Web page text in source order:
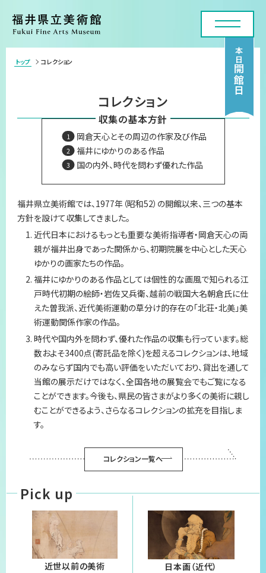
本日
開館日
展覧会
年間スケジュール
各種申請・実技講座
コレクション
美術館について
お問い合わせフォーム
プライバシーポリシー
サイトマップ
トップ コレクション
コレクション
収集の基本方針
岡倉天心とその周辺の作家及び作品
福井にゆかりのある作品
国の内外、時代を問わず優れた作品
福井県立美術館では、1977年（昭和52）の開館以来、三つの基本
方針を設けて収集してきました。
近代日本におけるもっとも重要な美術指導者・岡倉天心の両
親が福井出身であった関係から、初期院展を中心とした天心
ゆかりの画家たちの作品。
福井にゆかりのある作品としては個性的な画風で知られる江
戸時代初期の絵師・岩佐又兵衛、越前の戦国大名朝倉氏に仕
えた曽我派、近代美術運動の草分け的存在の「北荘・北美」美
術運動関係作家の作品。
時代や国内外を問わず、優れた作品の収集も行っています。総
数およそ3400点(寄託品を除く)を超えるコレクションは、地域
のみならず国内でも高い評価をいただいており、貸出を通して
当館の展示だけではなく、全国各地の展覧会でもご覧になる
ことができます。今後も、県民の皆さまがより多くの美術に親し
むことができるよう、さらなるコレクションの拡充を目指しま
す。
コレクション一覧へ
Pick up
近世以前の美術 日本画（近代）